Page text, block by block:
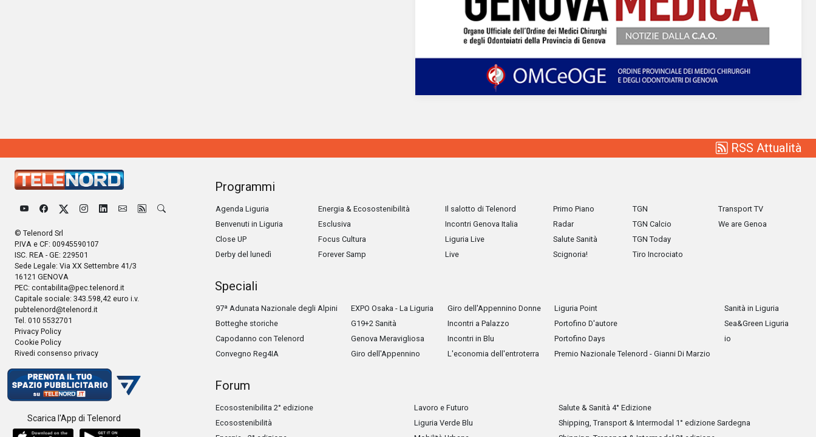
RSS Attualità
© Telenord Srl
P.IVA e CF: 00945590107
ISC. REA - GE: 229501
Sede Legale: Via XX Settembre 41/3
16121 GENOVA
PEC: contabilita@pec.telenord.it
Capitale sociale: 343.598,42 euro i.v.
pubtelenord@telenord.it
Tel. 010 5532701
Privacy Policy
Cookie Policy
Rivedi consenso privacy
Scarica l'App di Telenord
Programmi
Agenda Liguria
Benvenuti in Liguria
Close UP
Derby del lunedì
Energia & Ecosostenibilità
Esclusiva
Focus Cultura
Forever Samp
Il salotto di Telenord
Incontri Genova Italia
Liguria Live
Live
Primo Piano
Radar
Salute Sanità
Scignoria!
TGN
TGN Calcio
TGN Today
Tiro Incrociato
Transport TV
We are Genoa
Speciali
97ª Adunata Nazionale degli Alpini
Botteghe storiche
Capodanno con Telenord
Convegno Reg4IA
EXPO Osaka - La Liguria
G19+2 Sanità
Genova Meravigliosa
Giro dell'Appennino
Giro dell'Appennino Donne
Incontri a Palazzo
Incontri in Blu
L'economia dell'entroterra
Liguria Point
Portofino D'autore
Portofino Days
Premio Nazionale Telenord - Gianni Di Marzio
Sanità in Liguria
Sea&Green Liguria
io
Forum
Ecosostenibilita 2° edizione
Ecosostenibilità
Lavoro e Futuro
Liguria Verde Blu
Salute & Sanità 4° Edizione
Shipping, Transport & Intermodal 1° edizione Sardegna